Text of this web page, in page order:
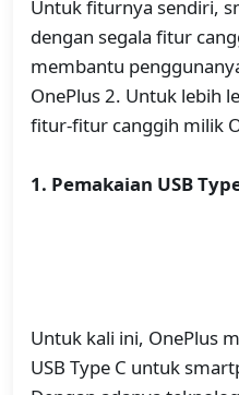
Untuk fiturnya sendiri,
dengan segala fitur
membantu
OnePlus 2. Untuk lebih
fitur-fitur canggih milik
1. Pemakaian USB
Untuk kali ini, OnePlus
USB Type C untuk